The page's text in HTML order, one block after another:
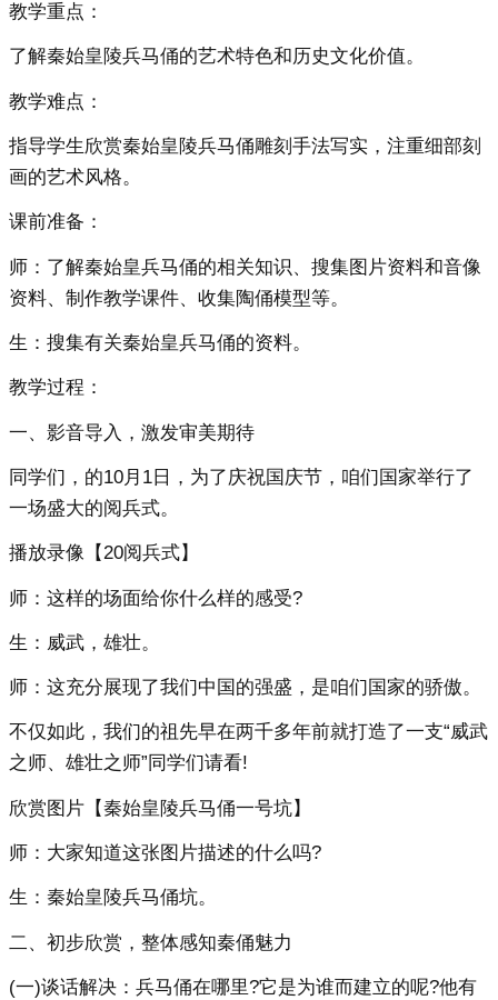
教学重点：
了解秦始皇陵兵马俑的艺术特色和历史文化价值。
教学难点：
指导学生欣赏秦始皇陵兵马俑雕刻手法写实，注重细部刻
画的艺术风格。
课前准备：
师：了解秦始皇兵马俑的相关知识、搜集图片资料和音像
资料、制作教学课件、收集陶俑模型等。
生：搜集有关秦始皇兵马俑的资料。
教学过程：
一、影音导入，激发审美期待
同学们，的10月1日，为了庆祝国庆节，咱们国家举行了
一场盛大的阅兵式。
播放录像【20阅兵式】
师：这样的场面给你什么样的感受?
生：威武，雄壮。
师：这充分展现了我们中国的强盛，是咱们国家的骄傲。
不仅如此，我们的祖先早在两千多年前就打造了一支“威武
之师、雄壮之师”同学们请看!
欣赏图片【秦始皇陵兵马俑一号坑】
师：大家知道这张图片描述的什么吗?
生：秦始皇陵兵马俑坑。
二、初步欣赏，整体感知秦俑魅力
(一)谈话解决：兵马俑在哪里?它是为谁而建立的呢?他有